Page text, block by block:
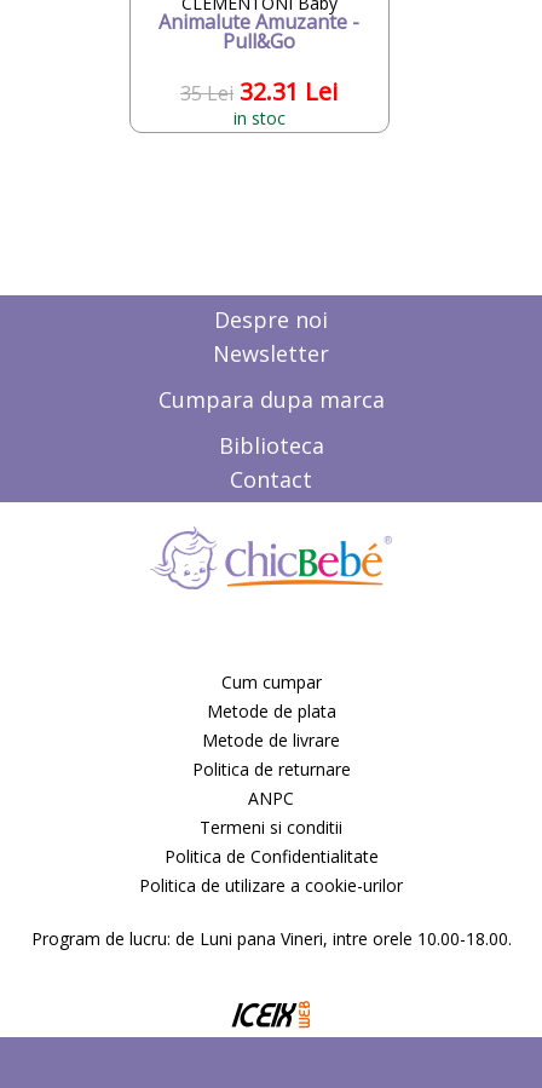
Animalute Amuzante -
Pull&Go
35 Lei 32.31 Lei
in stoc
Despre noi
Newsletter
Cumpara dupa marca
Biblioteca
Contact
Cum cumpar
Metode de plata
Metode de livrare
Politica de returnare
ANPC
Termeni si conditii
Politica de Confidentialitate
Politica de utilizare a cookie-urilor
Program de lucru: de Luni pana Vineri, intre orele 10.00-18.00.